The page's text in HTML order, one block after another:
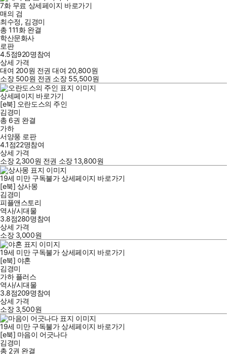
7화 무료 상세페이지 바로가기
매의 검
최수정, 김경미
총 111화 완결
학산문화사
로판
4.5점920명참여
상세 가격
대여 200원 전권 대여 20,800원
소장 500원 전권 소장 55,500원
상세페이지 바로가기
[e북] 오란도스의 주인
김경미
총 6권 완결
가하
서양풍 로판
4.1점22명참여
상세 가격
소장 2,300원 전권 소장13,800원
19세 미만 구독불가 상세페이지 바로가기
[e북] 상사몽
김경미
피플앤스토리
역사/시대물
3.8점280명참여
상세 가격
소장 3,000원
19세 미만 구독불가 상세페이지 바로가기
[e북] 야혼
김경미
가하 플러스
역사/시대물
3.8점209명참여
상세 가격
소장 3,500원
19세 미만 구독불가 상세페이지 바로가기
[e북] 마음이 어긋나다
김경미
총 2권 완결